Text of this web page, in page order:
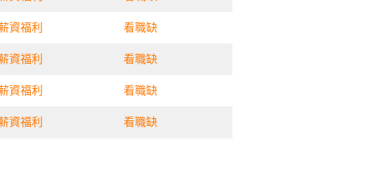
資福利 看職缺
資福利 看職缺
資福利 看職缺
資福利 看職缺